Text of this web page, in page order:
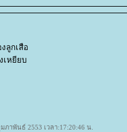
ลูกเสือ
เหยียบ
ภาพันธ์ 2553 เวลา:17:20:46 น.